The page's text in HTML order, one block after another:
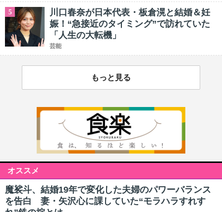
5
川口春奈が日本代表・板倉滉と結婚＆妊
娠！“急接近のタイミング”で訪れていた
「人生の大転機」
芸能
もっと見る
オススメ
魔裟斗、結婚19年で変化した夫婦のパワーバランス
を告白 妻・矢沢心に課していた“モラハラすれす